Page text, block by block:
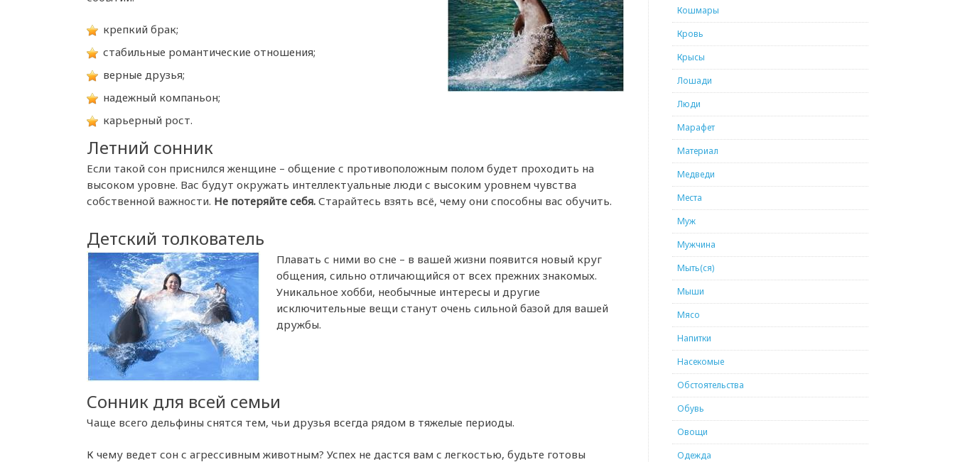
крепкий брак;
стабильные романтические отношения;
верные друзья;
надежный компаньон;
карьерный рост.
Летний сонник
Если такой сон приснился женщине – общение с противоположным полом будет проходить на
высоком уровне. Вас будут окружать интеллектуальные люди с высоким уровнем чувства
собственной важности. Не потеряйте себя. Старайтесь взять всё, чему они способны вас обучить.
Детский толкователь
Плавать с ними во сне – в вашей жизни появится новый круг
общения, сильно отличающийся от всех прежних знакомых.
Уникальное хобби, необычные интересы и другие
исключительные вещи станут очень сильной базой для вашей
дружбы.
Сонник для всей семьи
Чаще всего дельфины снятся тем, чьи друзья всегда рядом в тяжелые периоды.
К чему ведет сон с агрессивным животным? Успех не дастся вам с легкостью, будьте готовы
Кошмары
Кровь
Крысы
Лошади
Люди
Марафет
Материал
Медведи
Места
Муж
Мужчина
Мыть(ся)
Мыши
Мясо
Напитки
Насекомые
Обстоятельства
Обувь
Овощи
Одежда